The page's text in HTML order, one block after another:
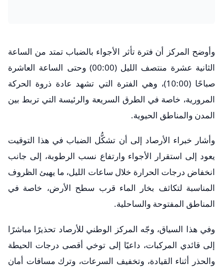
وأوضح المركز أن فترة تأثر الأجواء بالضباب تمتد من الساعة
الثانية عشرة منتصف الليل (00:00) وحتى الساعة العاشرة
صباحًا (10:00)، وهي الفترة التي تشهد عادة ذروة الحركة
المرورية، خاصة في الطرق السريعة والرئيسة التي تربط بين
المدن والمناطق الحيوية.
وأشار خبراء الأرصاد إلى أن تشكُّل الضباب في هذا التوقيت
يعود إلى استقرار الأجواء وارتفاع نسب الرطوبة، إلى جانب
انخفاض درجات الحرارة خلال ساعات الليل، ما يهيئ الظروف
المناسبة لتكاثف بخار الماء قرب سطح الأرض، خاصة في
المناطق المفتوحة والساحلية.
وفي هذا السياق، وجّه المركز الوطني للأرصاد تحذيرًا مباشرًا
إلى قائدي المركبات، داعيًا إلى توخي أقصى درجات الحيطة
والحذر أثناء القيادة، وتخفيف السرعات، وترك مسافات أمان